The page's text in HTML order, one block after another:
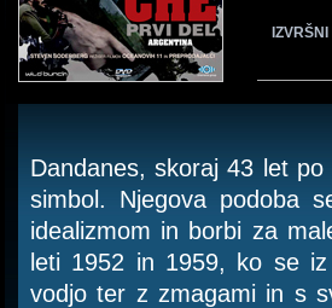
Dandanes, skoraj 43 let
simbol. Njegova podoba
idealizmom in borbi za
leti 1952 in 1959, ko se
vodjo ter z zmagami in s